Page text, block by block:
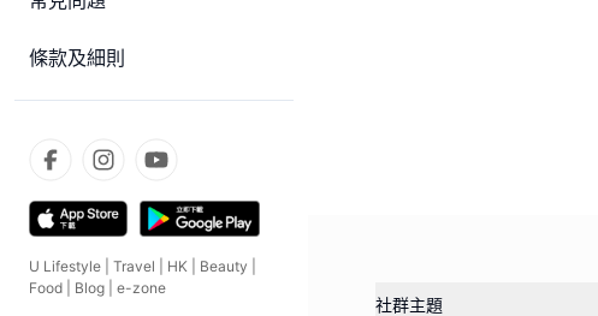
條款及細則
U Lifestyle Travel HK Beauty
Food
Blog e-zone
社群主題